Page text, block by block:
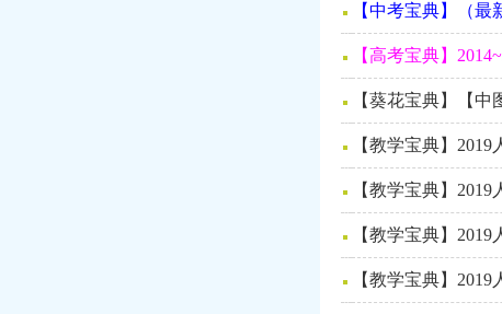
【中考宝典】（
【高考宝典】
【葵花宝典】【
【教学宝典】
【教学宝典】
【教学宝典】
【教学宝典】